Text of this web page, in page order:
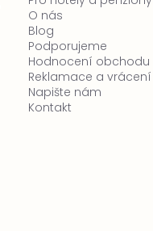
O nás
Blog
Podporujeme
Hodnocení obchodu
Reklamace a
Napište nám
Kontakt